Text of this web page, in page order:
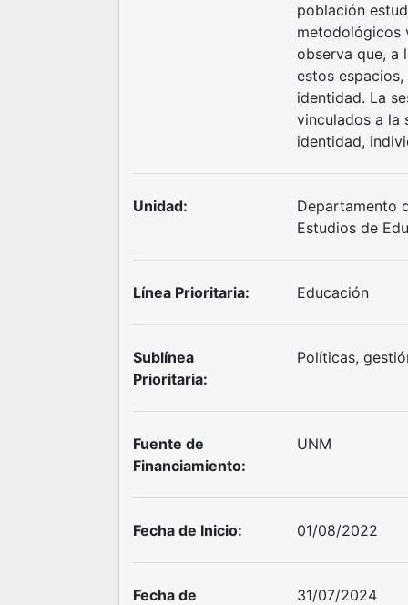
población
metodológicos
observa que, a
estos
identidad. La
vinculados a la
identidad,
Unidad:
Departamento
Estudios de
Línea Prioritaria: Educación
Sublínea
Prioritaria:
Políticas,
Fuente de
Financiamiento:
UNM
Fecha de Inicio: 01/08/2022
Fecha de
31/07/2024